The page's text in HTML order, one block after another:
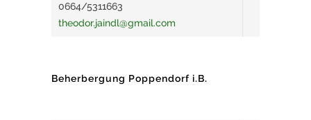
0664/5311663
theodor.jaindl@gmail.com
Beherbergung Poppendorf i.B.